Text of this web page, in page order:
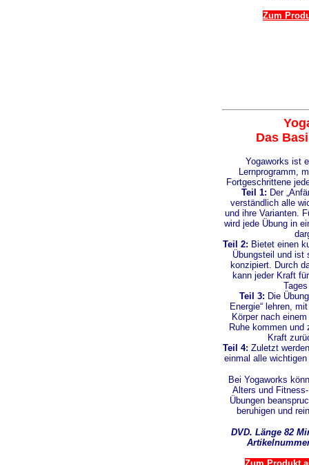
Zum
Das
Yogaworks ist
Lernprogramm,
Fortgeschrittene
Teil 1: Der
verständlich alle
und ihre Varianten.
wird jede Übung in
Teil 2: Bietet einen
Übungsteil und ist
konzipiert. Durch
kann jeder Kraft
Teil 3: Die
Energie“ lehren,
Körper nach
Ruhe kommen und
Kraft
Teil 4: Zuletzt
einmal alle
Bei Yogaworks
Alters und
Übungen
beruhigen und
DVD. Länge 82